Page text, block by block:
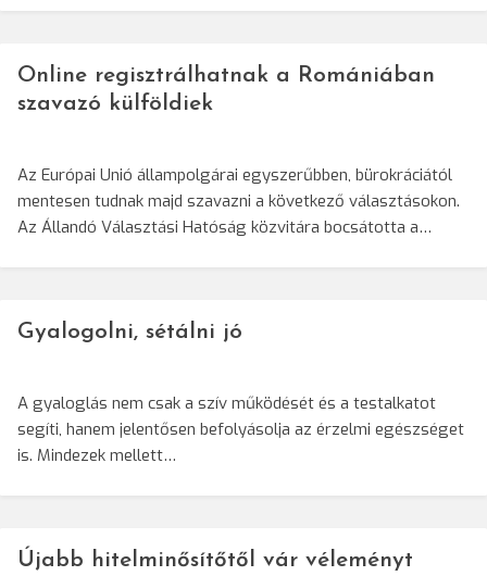
Online regisztrálhatnak a Romániában
szavazó külföldiek
Az Európai Unió állampolgárai egyszerűbben, bürokráciától
mentesen tudnak majd szavazni a következő választásokon.
Az Állandó Választási Hatóság közvitára bocsátotta a…
Gyalogolni, sétálni jó
A gyaloglás nem csak a szív működését és a testalkatot
segíti, hanem jelentősen befolyásolja az érzelmi egészséget
is. Mindezek mellett…
Újabb hitelminősítőtől vár véleményt